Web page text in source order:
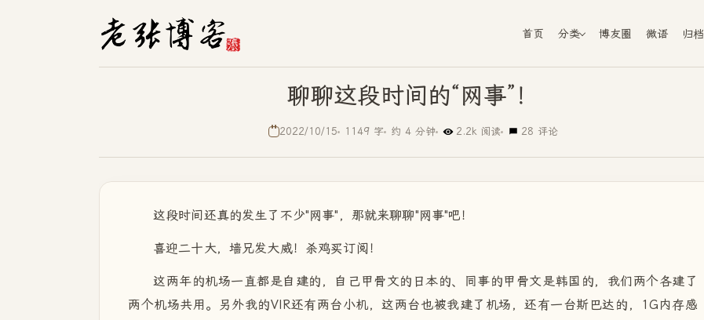
首页 分类 博友圈 微语 归档
聊聊这段时间的“网事”！
2022/10/15 1149 字 约 4 分钟 2.2k 阅读 28 评论
这段时间还真的发生了不少"网事"，那就来聊聊"网事"吧！
喜迎二十大，墙兄发大威！杀鸡买订阅！
这两年的机场一直都是自建的，自己甲骨文的日本的、同事的甲骨文是韩国的，我们两个各建了
两个机场共用。另外我的VIR还有两台小机，这两台也被我建了机场，还有一台斯巴达的，1G内存感